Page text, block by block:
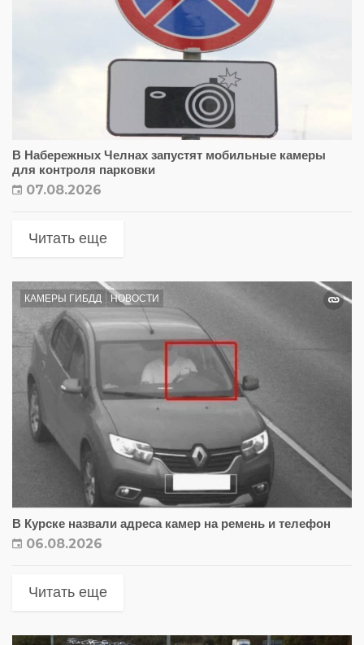
В Набережных Челнах запустят мобильные камеры
для контроля парковки
07.08.2026
Читать еще
КАМЕРЫ ГИБДД НОВОСТИ
В Курске назвали адреса камер на ремень и телефон
06.08.2026
Читать еще